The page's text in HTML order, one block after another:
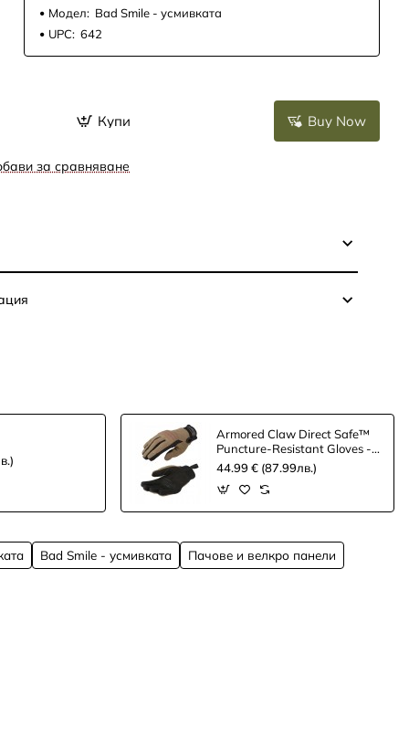
Модел: Bad Smile - усмивката
UPC: 642
Купи Buy Now
за сравняване
Armored Claw Direct Safe™
Puncture-Resistant Gloves -
half tan
44.99 € (87.99лв.)
Bad Smile - усмивката
Пачове и велкро панели